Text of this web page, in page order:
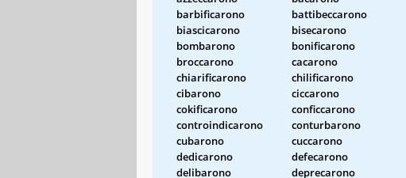
barbificarono
battibeccarono
biascicarono
bisecarono
bombarono
bonificarono
broccarono
cacarono
chiarificarono
chilificarono
cibarono
ciccarono
cokificarono
conficcarono
controindicarono
conturbarono
cubarono
cuccarono
dedicarono
defecarono
delibarono
deprecarono